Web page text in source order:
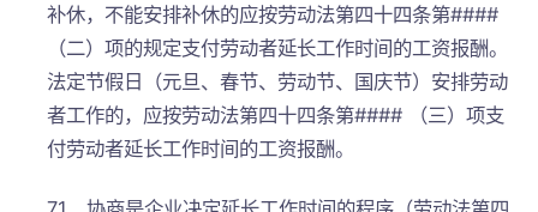
补休，不能安排补休的应按劳动法第四十四条第####
（二）项的规定支付劳动者延长工作时间的工资报酬。
法定节假日（元旦、春节、劳动节、国庆节）安排劳动
者工作的，应按劳动法第四十四条第#### （三）项支
付劳动者延长工作时间的工资报酬。